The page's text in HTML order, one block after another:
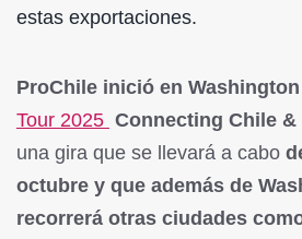
estas exportaciones.
ProChile inició en Washington
Tour 2025 Connecting Chile &
una gira que se llevará a cabo
octubre y que además de
recorrerá otras ciudades